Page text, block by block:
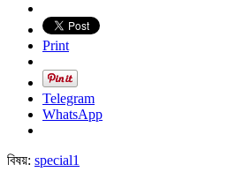
Print
Telegram
WhatsApp
বিষয়: special1